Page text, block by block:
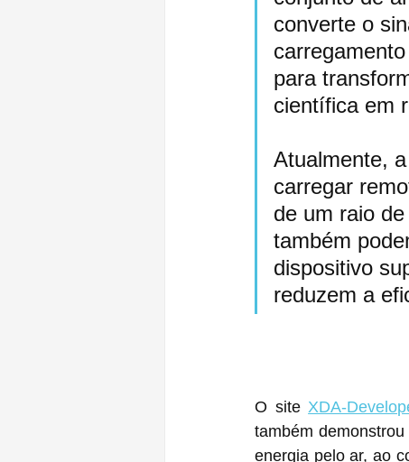
converte o
para
científica em
Atualmente,
carregar
de um raio
também
dispositivo
reduzem a
O site XDA-
também
energia pelo ar, ao